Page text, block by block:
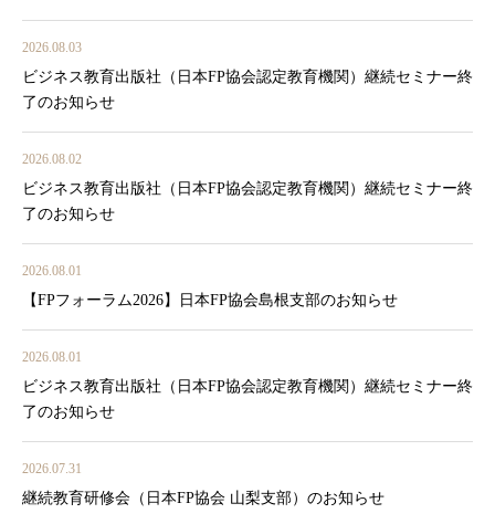
2026.08.03
ビジネス教育出版社（日本FP協会認定教育機関）継続セミナー終
了のお知らせ
2026.08.02
ビジネス教育出版社（日本FP協会認定教育機関）継続セミナー終
了のお知らせ
2026.08.01
【FPフォーラム2026】日本FP協会島根支部のお知らせ
2026.08.01
ビジネス教育出版社（日本FP協会認定教育機関）継続セミナー終
了のお知らせ
2026.07.31
継続教育研修会（日本FP協会 山梨支部）のお知らせ